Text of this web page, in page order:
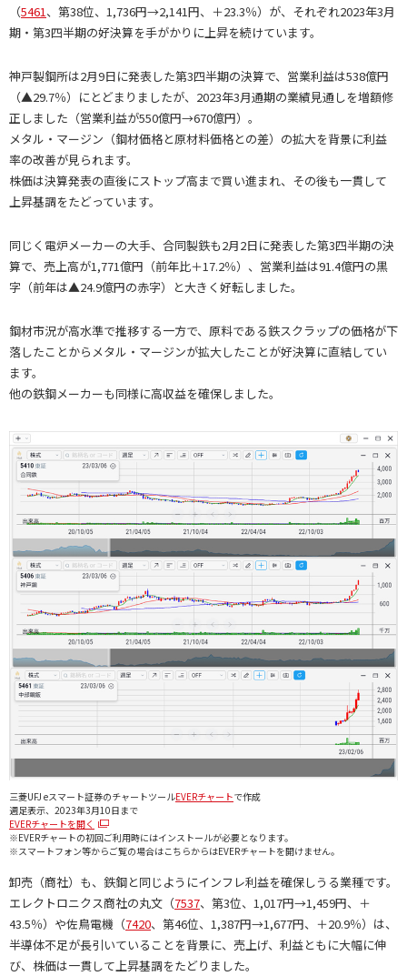
（5461 、第38位、1,736円→2,141円、＋23.3％）が、それぞれ2023年3月
期・第3四半期の好決算を手がかりに上昇を続けています。
神戸製鋼所は2月9日に発表した第3四半期の決算で、営業利益は538億円
（▲29.7％）にとどまりましたが、2023年3月通期の業績見通しを増額修
正しました（営業利益が550億円→670億円）。
メタル・マージン（鋼材価格と原材料価格との差）の拡大を背景に利益
率の改善が見られます。
株価は決算発表の直後にストップ高まで買い進まれ、その後も一貫して
上昇基調をたどっています。
同じく電炉メーカーの大手、合同製鉄も2月2日に発表した第3四半期の決
算で、売上高が1,771億円（前年比＋17.2％）、営業利益は91.4億円の黒
字（前年は▲24.9億円の赤字）と大きく好転しました。
鋼材市況が高水準で推移する一方で、原料である鉄スクラップの価格が下
落したことからメタル・マージンが拡大したことが好決算に直結してい
ます。
他の鉄鋼メーカーも同様に高収益を確保しました。
三菱UFJ eスマート証券のチャートツールEVERチャートで作成
週足表示、2023年3月10日まで
EVERチャートを開く
※EVERチャートの初回ご利用時にはインストールが必要となります。
※スマートフォン等からご覧の場合はこちらからはEVERチャートを開けません。
卸売（商社）も、鉄鋼と同じようにインフレ利益を確保しうる業種です。
エレクトロニクス商社の丸文（7537、第3位、1,017円→1,459円、＋
43.5％）や佐鳥電機（7420、第46位、1,387円→1,677円、＋20.9％）は、
半導体不足が長引いていることを背景に、売上げ、利益ともに大幅に伸
び、株価は一貫して上昇基調をたどりました。